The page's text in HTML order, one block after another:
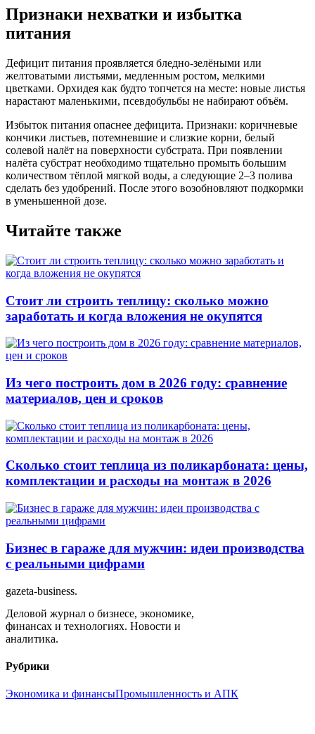
Признаки нехватки и избытка
питания
Дефицит питания проявляется бледно-зелёными или
желтоватыми листьями, медленным ростом, мелкими
цветками. Орхидея как будто топчется на месте: новые листья
нарастают маленькими, псевдобульбы не набирают объём.
Избыток питания опаснее дефицита. Признаки: коричневые
кончики листьев, потемневшие и слизкие корни, белый
солевой налёт на поверхности субстрата. При появлении
налёта субстрат необходимо тщательно промыть большим
количеством тёплой мягкой воды, а следующие 2–3 полива
сделать без удобрений. После этого возобновляют подкормки
в уменьшенной дозе.
Читайте также
Стоит ли строить теплицу: сколько можно
заработать и когда вложения не окупятся
Из чего построить дом в 2026 году: сравнение
материалов, цен и сроков
Сколько стоит теплица из поликарбоната: цены,
комплектации и расходы на монтаж в 2026
Бизнес в гараже для мужчин: идеи производства
с реальными цифрами
gazeta-business.
Деловой журнал о бизнесе, экономике,
финансах и технологиях. Новости и
аналитика.
Рубрики
Экономика и финансыПромышленность и АПК